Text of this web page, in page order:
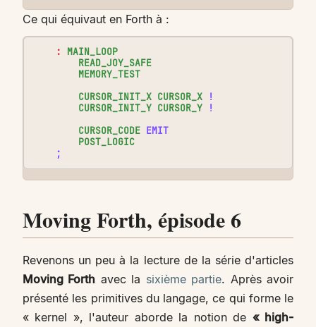
Ce qui équivaut en Forth à :
:
MAIN_LOOP
READ_JOY_SAFE
MEMORY_TEST
CURSOR_INIT_X CURSOR_X
!
CURSOR_INIT_Y CURSOR_Y
!
CURSOR_CODE EMIT
POST_LOGIC
;
Moving Forth, épisode 6
Revenons un peu à la lecture de la série d'articles
Moving Forth avec la sixième partie. Après avoir
présenté les primitives du langage, ce qui forme le
« kernel », l'auteur aborde la notion de « high-